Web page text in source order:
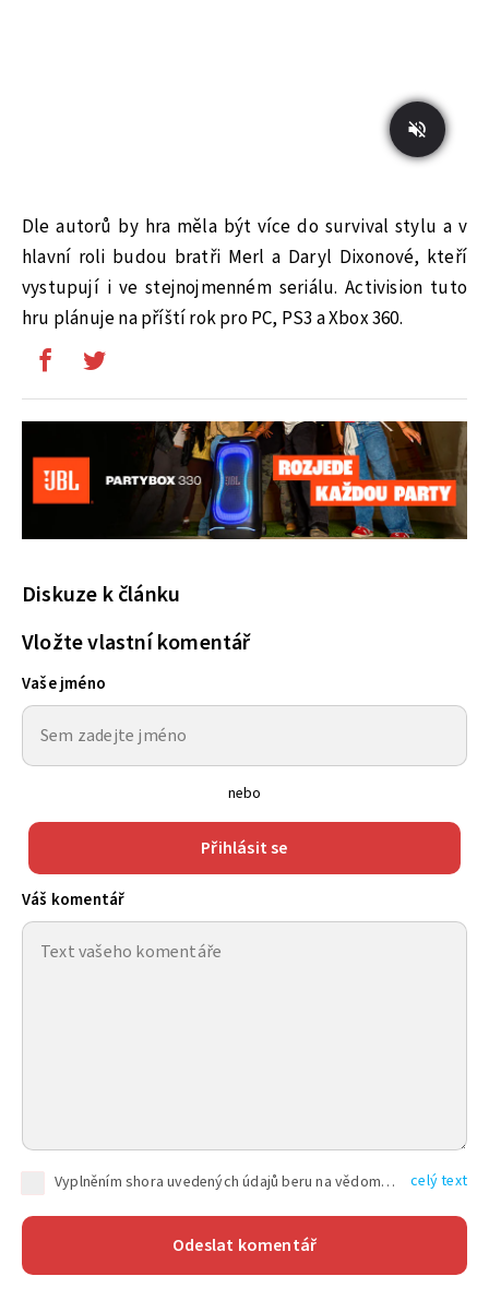
Dle autorů by hra měla být více do survival stylu a v
hlavní roli budou bratři Merl a Daryl Dixonové, kteří
vystupují i ve stejnojmenném seriálu. Activision tuto
hru plánuje na příští rok pro PC, PS3 a Xbox 360.
Diskuze k článku
Vložte vlastní komentář
Vaše jméno
nebo
Přihlásit se
Váš komentář
Vyplněním shora uvedených údajů beru na vědomí, že společnost TEXT FACTORY s.r.o., sídlem Brno, Durďákova 336/29, Černá Pole, PSČ: 613 00, IČ: 06157831, zapsané u Krajského soudu v Brně, oddíl C, vložka 100399, bude zpracovávat mé osobní údaje uvedené v rámci mnou vyplněného registračního formuláře na základě oprávněných zájmů TEXT FACTORY s.r.o. dle čl. 6 odst. 1 písm. f) GDPR a pro splnění právních povinností (čl. 6 odst. 1 písm. c) GDPR), a to pro tyto účely: nezbytnost zajistit oprávnění návštěvníka webových stránek provozovaných společností TEXT FACTORY s.r.o. přispívat aktivně ke zveřejněným článkům nebo v rámci diskusních fór a výkon práv TEXT FACTORY s.r.o. jako administrátora těchto diskusních fór. Více informací o zpracování osobních údajů a právech lze nalézt v celý text